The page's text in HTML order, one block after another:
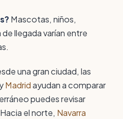
Mascotas, niños,
llegada varían entre
una gran ciudad, las
yMadridayudan a comparar
puedes revisar
el norte, Navarra